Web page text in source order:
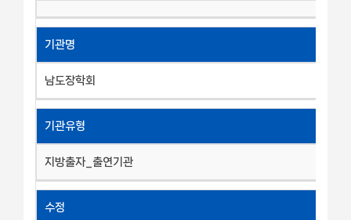
기관명
남도장학회
기관유형
지방출자_출연기관
수정